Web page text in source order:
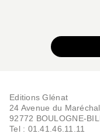
Editions Glénat
24 Avenue du
92772 BOULOGNE-
Tel : 01.41.46.11.11